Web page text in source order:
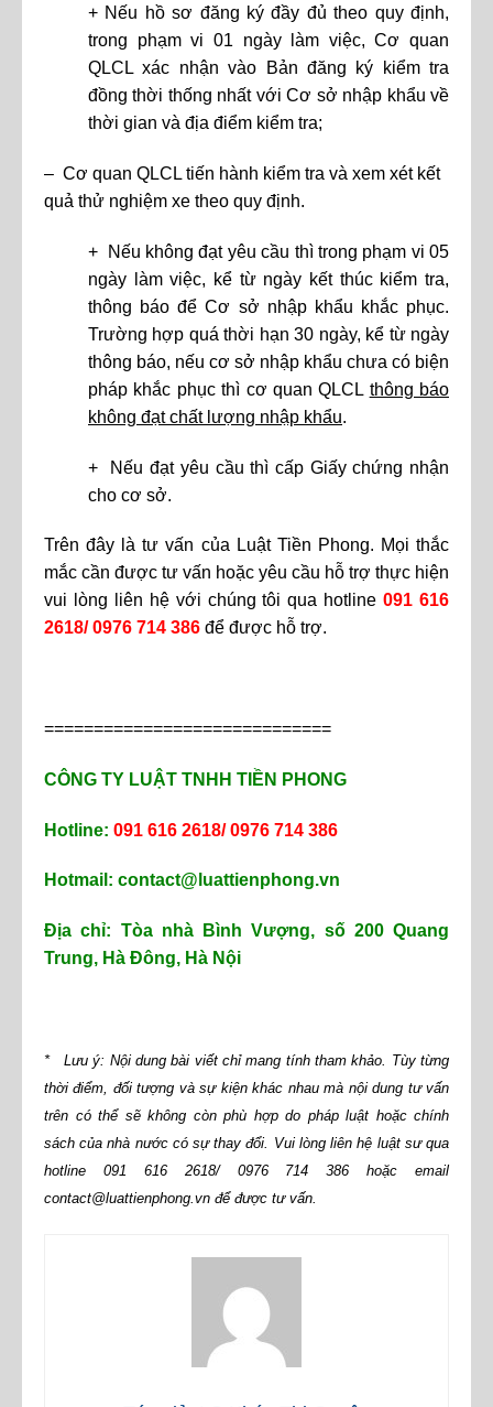
+ Nếu hồ sơ đăng ký đầy đủ theo quy định,
trong phạm vi 01 ngày làm việc, Cơ quan
QLCL xác nhận vào Bản đăng ký kiểm tra
đồng thời thống nhất với Cơ sở nhập khẩu về
thời gian và địa điểm kiểm tra;
– Cơ quan QLCL tiến hành kiểm tra và xem xét kết
quả thử nghiệm xe theo quy định.
+ Nếu không đạt yêu cầu thì trong phạm vi 05
ngày làm việc, kể từ ngày kết thúc kiểm tra,
thông báo để Cơ sở nhập khẩu khắc phục.
Trường hợp quá thời hạn 30 ngày, kể từ ngày
thông báo, nếu cơ sở nhập khẩu chưa có biện
pháp khắc phục thì cơ quan QLCL thông báo
không đạt chất lượng nhập khẩu.
+ Nếu đạt yêu cầu thì cấp Giấy chứng nhận
cho cơ sở.
Trên đây là tư vấn của Luật Tiền Phong. Mọi thắc
mắc cần được tư vấn hoặc yêu cầu hỗ trợ thực hiện
vui lòng liên hệ với chúng tôi qua hotline091 616
2618/ 0976 714 386 để được hỗ trợ.
=============================
CÔNG TY LUẬT TNHH TIỀN PHONG
Hotline: 091 616 2618/ 0976 714 386
Hotmail: contact@luattienphong.vn
Địa chỉ: Tòa nhà Bình Vượng, số 200 Quang
Trung, Hà Đông, Hà Nội
* Lưu ý: Nội dung bài viết chỉ mang tính tham khảo. Tùy từng
thời điểm, đối tượng và sự kiện khác nhau mà nội dung tư vấn
trên có thể sẽ không còn phù hợp do pháp luật hoặc chính
sách của nhà nước có sự thay đổi. Vui lòng liên hệ luật sư qua
hotline 091 616 2618/ 0976 714 386 hoặc email
contact@luattienphong.vn để được tư vấn.